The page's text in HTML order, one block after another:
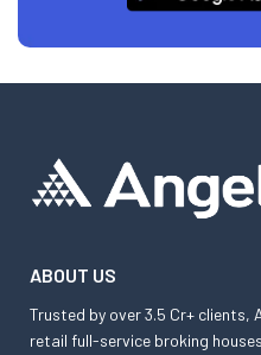
ABOUT US
Trusted by over 3.5 Cr+ clients,
retail full-service broking